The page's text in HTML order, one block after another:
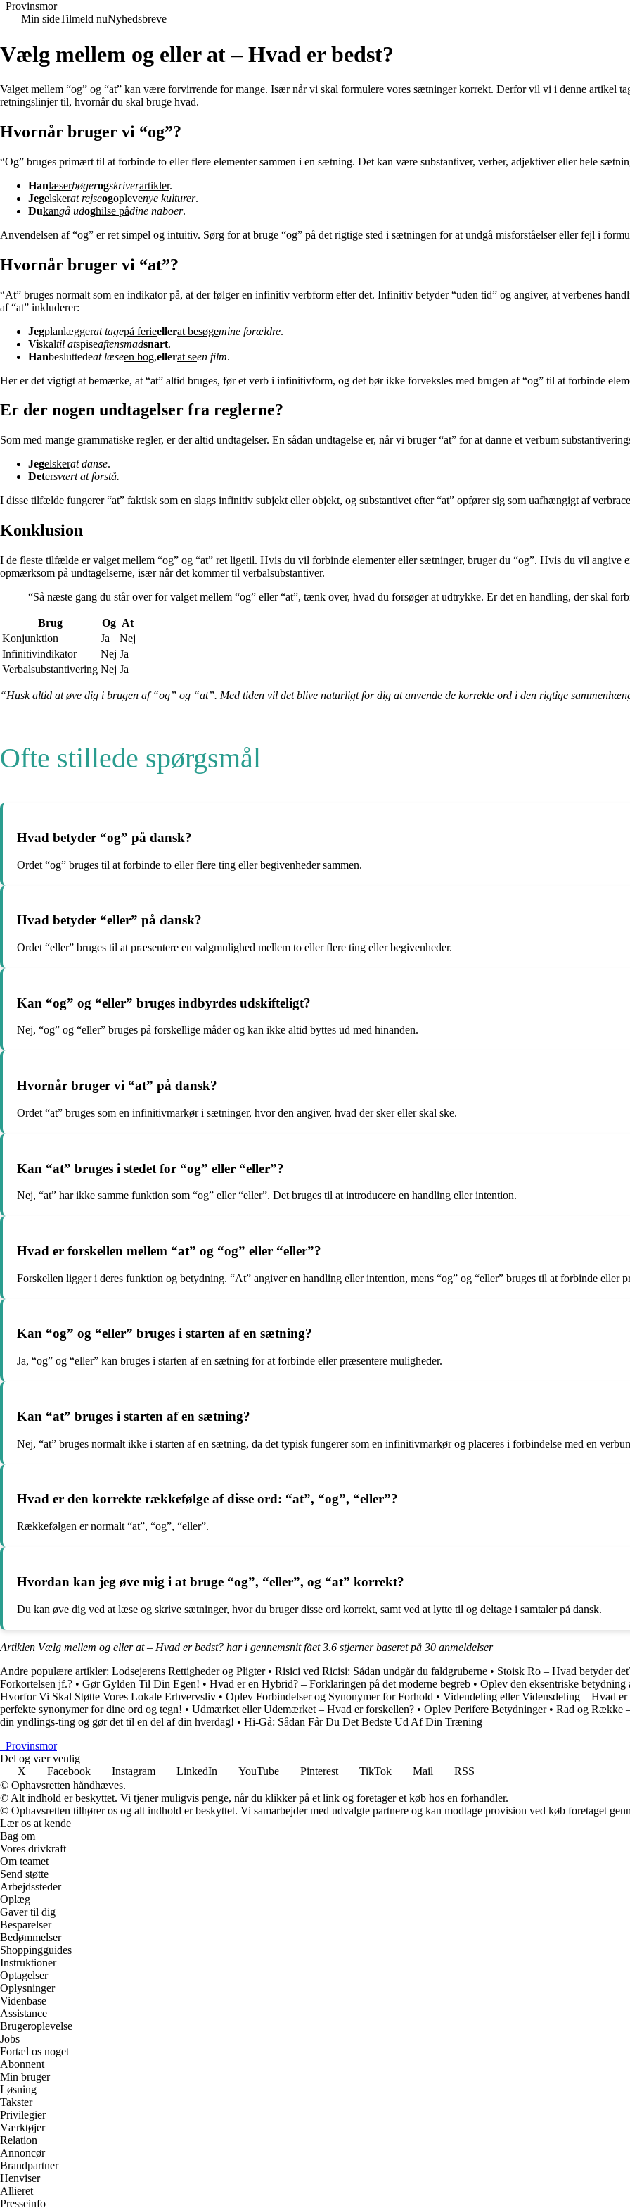
Provinsmor
Min sideTilmeld nuNyhedsbreve
Vælg mellem og eller at – Hvad er bedst?
Valget mellem “og” og “at” kan være forvirrende for mange. Især når vi skal formulere vores sætninger korrekt. Derfor vil vi i denne artikel
retningslinjer til, hvornår du skal bruge hvad.
Hvornår bruger vi “og”?
“Og” bruges primært til at forbinde to eller flere elementer sammen i en sætning. Det kan være substantiver, verber, adjektiver eller hele
Hanlæserbøgerogskriverartikler.
Jegelskerat rejseogoplevenye kulturer.
Dukangå udoghilse pådine naboer.
Anvendelsen af “og” er ret simpel og intuitiv. Sørg for at bruge “og” på det rigtige sted i sætningen for at undgå misforståelser eller fejl i
Hvornår bruger vi “at”?
“At” bruges normalt som en indikator på, at der følger en infinitiv verbform efter det. Infinitiv betyder “uden tid” og angiver, at verbenes
af “at” inkluderer:
Jegplanlæggerat tagepå ferieellerat besøgemine forældre.
Viskaltil atspiseaftensmadsnart.
Hanbesluttedeat læseen bog,ellerat seen film.
Her er det vigtigt at bemærke, at “at” altid bruges, før et verb i infinitivform, og det bør ikke forveksles med brugen af “og” til at forbinde
Er der nogen undtagelser fra reglerne?
Som med mange grammatiske regler, er der altid undtagelser. En sådan undtagelse er, når vi bruger “at” for at danne et verbum
Jegelskerat danse.
Detersvært at forstå.
I disse tilfælde fungerer “at” faktisk som en slags infinitiv subjekt eller objekt, og substantivet efter “at” opfører sig som uafhængigt af
Konklusion
I de fleste tilfælde er valget mellem “og” og “at” ret ligetil. Hvis du vil forbinde elementer eller sætninger, bruger du “og”. Hvis du vil
opmærksom på undtagelserne, især når det kommer til verbalsubstantiver.
“Så næste gang du står over for valget mellem “og” eller “at”, tænk over, hvad du forsøger at udtrykke. Er det en handling, der skal
Brug Og At
Konjunktion
Ja
Nej
Infinitivindikator
Nej Ja
Verbalsubstantivering Nej Ja
“Husk altid at øve dig i brugen af “og” og “at”. Med tiden vil det blive naturligt for dig at anvende de korrekte ord i den rigtige
Ofte stillede spørgsmål
Hvad betyder “og” på dansk?
Ordet “og” bruges til at forbinde to eller flere ting eller begivenheder sammen.
Hvad betyder “eller” på dansk?
Ordet “eller” bruges til at præsentere en valgmulighed mellem to eller flere ting eller begivenheder.
Kan “og” og “eller” bruges indbyrdes udskifteligt?
Nej, “og” og “eller” bruges på forskellige måder og kan ikke altid byttes ud med hinanden.
Hvornår bruger vi “at” på dansk?
Ordet “at” bruges som en infinitivmarkør i sætninger, hvor den angiver, hvad der sker eller skal ske.
Kan “at” bruges i stedet for “og” eller “eller”?
Nej, “at” har ikke samme funktion som “og” eller “eller”. Det bruges til at introducere en handling eller intention.
Hvad er forskellen mellem “at” og “og” eller “eller”?
Forskellen ligger i deres funktion og betydning. “At” angiver en handling eller intention, mens “og” og “eller” bruges til at forbinde eller
Kan “og” og “eller” bruges i starten af en sætning?
Ja, “og” og “eller” kan bruges i starten af en sætning for at forbinde eller præsentere muligheder.
Kan “at” bruges i starten af en sætning?
Nej, “at” bruges normalt ikke i starten af en sætning, da det typisk fungerer som en infinitivmarkør og placeres i forbindelse med en
Hvad er den korrekte rækkefølge af disse ord: “at”, “og”, “eller”?
Rækkefølgen er normalt “at”, “og”, “eller”.
Hvordan kan jeg øve mig i at bruge “og”, “eller”, og “at” korrekt?
Du kan øve dig ved at læse og skrive sætninger, hvor du bruger disse ord korrekt, samt ved at lytte til og deltage i samtaler på dansk.
Artiklen Vælg mellem og eller at – Hvad er bedst? har i gennemsnit fået3.6 stjerner baseret på 30 anmeldelser
Andre populære artikler: Lodsejerens Rettigheder og Pligter• Risici ved Ricisi: Sådan undgår du faldgruberne • Stoisk Ro – Hvad betyder
Forkortelsen jf.? • Gør Gylden Til Din Egen! • Hvad er en Hybrid? – Forklaringen på det moderne begreb • Oplev den eksentriske betydning
Hvorfor Vi Skal Støtte Vores Lokale Erhvervsliv • Oplev Forbindelser og Synonymer for Forhold • Videndeling eller Vidensdeling – Hvad er
perfekte synonymer for dine ord og tegn! • Udmærket eller Udemærket – Hvad er forskellen? • Oplev Perifere Betydninger• Rad og Række
din yndlings-ting og gør det til en del af din hverdag! • Hi-Gå: Sådan Får Du Det Bedste Ud Af Din Træning
Provinsmor
Del og vær venlig
X
Facebook Instagram LinkedIn YouTube Pinterest TikTok Mail
RSS
© Ophavsretten håndhæves.
© Alt indhold er beskyttet. Vi tjener muligvis penge, når du klikker på et link og foretager et køb hos en forhandler.
© Ophavsretten tilhører os og alt indhold er beskyttet. Vi samarbejder med udvalgte partnere og kan modtage provision ved køb foretaget
Lær os at kende
Bag om
Vores drivkraft
Om teamet
Send støtte
Arbejdssteder
Oplæg
Gaver til dig
Besparelser
Bedømmelser
Shoppingguides
Instruktioner
Optagelser
Oplysninger
Videnbase
Assistance
Brugeroplevelse
Jobs
Fortæl os noget
Abonnent
Min bruger
Løsning
Takster
Privilegier
Værktøjer
Relation
Annoncør
Brandpartner
Henviser
Allieret
Presseinfo